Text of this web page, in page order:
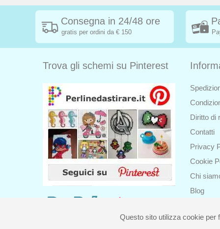
Questo sito utilizza cookie per
Consegna in 24/48 ore
gratis per ordini da € 150
Trova gli schemi su Pinterest
Diritto di
Contatti
Privacy
Cookie
Chi
Blog